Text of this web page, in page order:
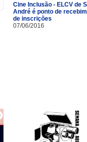
Cine Inclusão - ELCV de
André é ponto de
de inscrições
07/06/2016